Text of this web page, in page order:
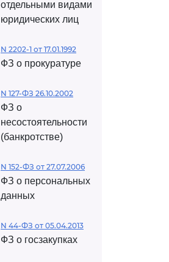
отдельными видами
юридических лиц
N 2202-1 от 17.01.1992
ФЗ о прокуратуре
N 127-ФЗ 26.10.2002
ФЗ о
несостоятельности
(банкротстве)
N 152-ФЗ от 27.07.2006
ФЗ о персональных
данных
N 44-ФЗ от 05.04.2013
ФЗ о госзакупках